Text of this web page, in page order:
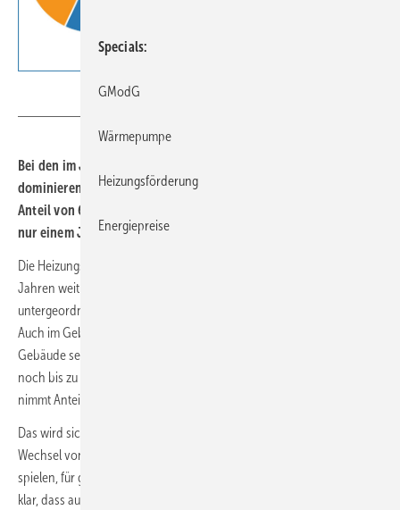
Bei den im Jahr 2023 fertig­ge­stell­ten Wohn­ge­bäuden
dominieren Wärme­pum­pen als primäres Heiz­system mit einem
Anteil von 64,5 % und einem Zuwachs um 7,6 Prozent­punkte in
nur einem Jahr.
Die Heizungswende ist in den Baugenehmigungen schon seit einigen
Jahren weit fortgeschritten. Erdgas spielt hier nur noch eine
untergeordnete Rolle, Heizöl kommt nur noch in Nischen zum Einsatz.
Auch im Gebäudebestand ist der Anteil der mit Öl und Gas beheizten
Gebäude seit dem Jahr 2006 rückläufig. Bis etwa 2020 konnte Gas
noch bis zu einem Anteil von 49,5 % zulegen, seit dem Jahr 2021
nimmt Anteil geringfügig ab.
Das wird sich ohne einen größeren Impuls beschleunigen: Der
Wechsel von Heizöl zu Erdgas dürfte künftig kaum noch eine Rolle
spielen, für grüne Gase existiert kein attraktives Angebot und nun ist
klar, dass auch aus dem Neubau nichts mehr viel dazukommt. Bei den
Specials
GModG
Wärmepumpe
Heizungsförderung
Energiepreise